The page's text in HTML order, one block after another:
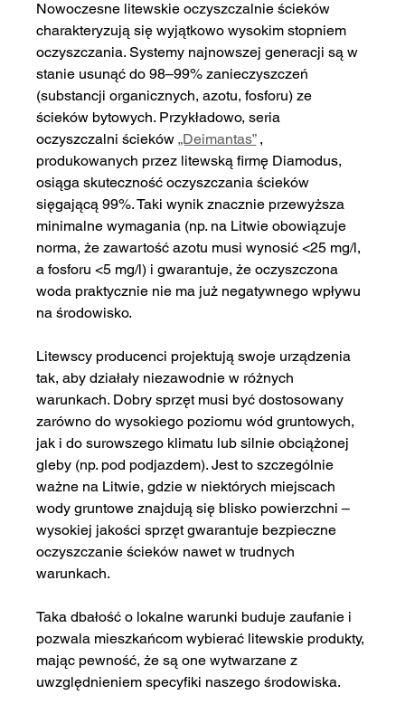
Nowoczesne litewskie oczyszczalnie ścieków
charakteryzują się wyjątkowo wysokim stopniem
oczyszczania. Systemy najnowszej generacji są w
stanie usunąć do 98–99% zanieczyszczeń
(substancji organicznych, azotu, fosforu) ze
ścieków bytowych. Przykładowo, seria
oczyszczalni ścieków „Deimantas” ,
produkowanych przez litewską firmę Diamodus,
osiąga skuteczność oczyszczania ścieków
sięgającą 99%. Taki wynik znacznie przewyższa
minimalne wymagania (np. na Litwie obowiązuje
norma, że zawartość azotu musi wynosić <25 mg/l,
a fosforu <5 mg/l) i gwarantuje, że oczyszczona
woda praktycznie nie ma już negatywnego wpływu
na środowisko.
Litewscy producenci projektują swoje urządzenia
tak, aby działały niezawodnie w różnych
warunkach. Dobry sprzęt musi być dostosowany
zarówno do wysokiego poziomu wód gruntowych,
jak i do surowszego klimatu lub silnie obciążonej
gleby (np. pod podjazdem). Jest to szczególnie
ważne na Litwie, gdzie w niektórych miejscach
wody gruntowe znajdują się blisko powierzchni –
wysokiej jakości sprzęt gwarantuje bezpieczne
oczyszczanie ścieków nawet w trudnych
warunkach.
Taka dbałość o lokalne warunki buduje zaufanie i
pozwala mieszkańcom wybierać litewskie produkty,
mając pewność, że są one wytwarzane z
uwzględnieniem specyfiki naszego środowiska.